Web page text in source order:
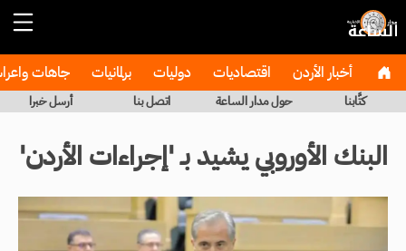
أخبار الأردن اقتصاديات دوليات برلمانيات جاهات
كتَّابنا حول مدار الساعة اتصل بنا أرسل خبرا
البنك الأوروبي يشيد بـ 'إجراءات الأردن'